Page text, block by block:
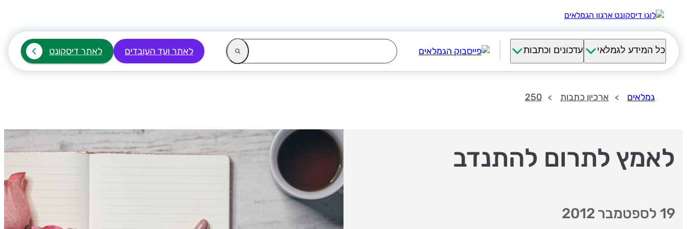
כל המידע לגמלאי עדכונים וכתבות לאתר ועד העובדים לאתר דיסקונט
גמלאים ארכיון כתבות 250
לאמץ לתרום להתנדב
19 לספטמבר 2012